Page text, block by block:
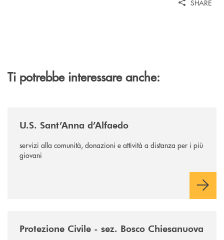
SHARE
Ti potrebbe interessare anche:
U.S. Sant’Anna d’Alfaedo
servizi alla comunità, donazioni e attività a distanza per i più
giovani
Protezione Civile - sez. Bosco Chiesanuova